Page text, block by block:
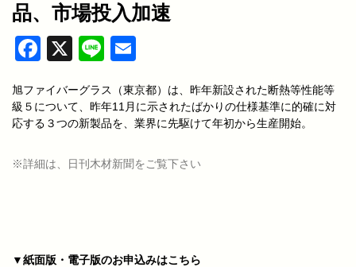
品、市場投入加速
Facebook
X Line
旭ファイバーグラス（東京都）は、昨年新設された断熱等性能等
級５について、昨年11月に示されたばかりの仕様基準に的確に対
応する３つの新製品を、業界に先駆けて年初から生産開始。
※詳細は、日刊木材新聞をご覧下さい
▼紙面版・電子版のお申込みはこちら